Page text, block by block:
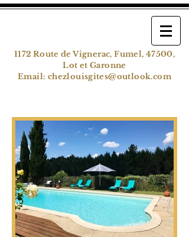
1172 Route de Vignerac, Fumel, 47500,
Lot et Garonne
Email: chezlouisgites@outlook.com